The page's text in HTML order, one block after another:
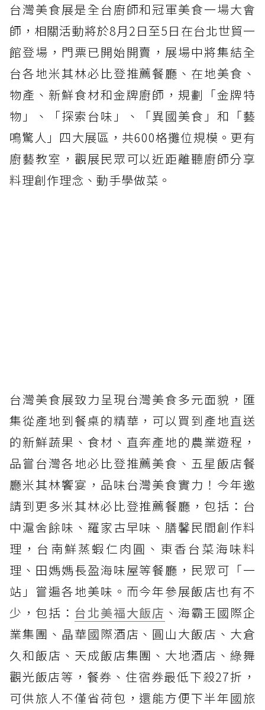
台灣美食展是全台廚師和冠軍美食一場大會
師，相關活動將於8月2日至5日在台北世貿一
館登場，門票已開始開賣，展場中將集結全
台各地米其林必比登推薦餐廳、在地美食、
物產、新鮮食材和金牌廚師，規劃「金牌特
物」、「探索台味」、「異國美食」和「藝
鳴驚人」四大展區，共600格攤位規模。更有
廚藝教室，觀展民眾可以近距離聽廚師分享
料理創作理念、動手學做菜。
台灣美食展致力呈現台灣美食多元面貌，匯
集從產地到餐桌的精華，可以買到產地直送
的新鮮蔬果、食材、直奔產地的農業遊程，
品嘗台灣各地必比登推薦美食、五星飯店餐
廳米其林饗宴，品味台灣美食實力！今年邀
請到更多米其林必比登推薦餐廳，包括：台
中滬舍餘味、羅家古早味、膳馨民間創作料
理，台南鮮蒸蝦仁肉圓、東香台菜海味料
理、田媽媽長盈海味屋等餐廳，民眾可「一
站」嘗遍各地美味。而今年參展飯店也有不
少，包括： 台北美福大飯店 、海霸王國際企
業集團、晶華國際酒店、圓山大飯店、大倉
久和飯店、天成飯店集團、大地酒店、綠舞
觀光飯店等，餐券、住宿券最低下殺27折，
可供旅人不僅省荷包，還能方便下半年國旅